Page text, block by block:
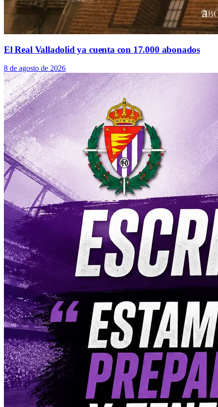
El Real Valladolid ya cuenta con 17.000 abonados
8 de agosto de 2026